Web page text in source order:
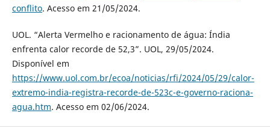
conflito. Acesso em 21/05/2024.
UOL. “Alerta Vermelho e racionamento de água: Índia
enfrenta calor recorde de 52,3”. UOL, 29/05/2024.
Disponível em
https://www.uol.com.br/ecoa/noticias/rfi/2024/05/29/calor-
extremo-india-registra-recorde-de-523c-e-governo-raciona-
agua.htm. Acesso em 02/06/2024.